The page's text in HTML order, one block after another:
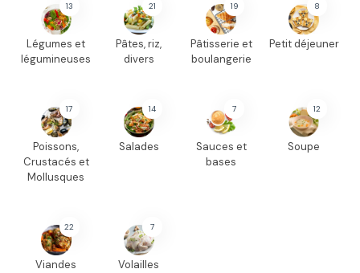
13
Légumes et
légumineuses
21
Pâtes, riz,
divers
19
Pâtisserie et
boulangerie
8
Petit déjeuner
17
Poissons,
Crustacés et
Mollusques
14
Salades
7
Sauces et
bases
12
Soupe
22
Viandes
7
Volailles